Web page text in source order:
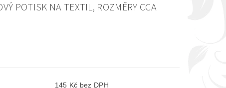
OCHRANY OSOBNÍCH ÚDAJŮ
POTISK NA TEXTIL, ROZMĚRY CCA
145 Kč bez DPH